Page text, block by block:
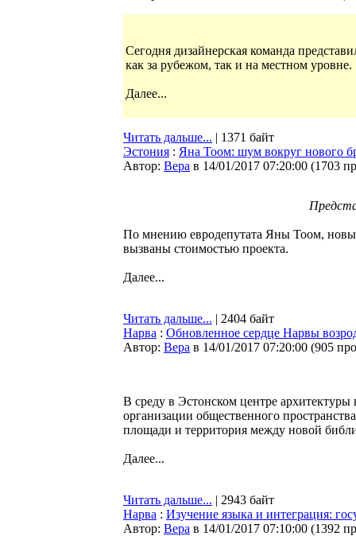
Сегодня дизайнерская команда
как за рубежом, так и на местном уровне.
Далее...
Читать дальше... | 1371 байт
Эстония : Яна Тоом: шум вокруг нового
Автор: Bepa в 14/01/2017 07:20:00 (1703
По мнению евродепутата Яны Тоом,
вызваны стоимостью проекта.
Далее...
Читать дальше... | 2404 байт
Нарва : Обновленное сердце Нарвы
Автор: Bepa в 14/01/2017 07:20:00 (905
В среду в Эстонском центре
организации общественного
площади и территория между новой
Далее...
Читать дальше... | 2943 байт
Нарва : Изучение языка и интеграция:
Автор: Bepa в 14/01/2017 07:10:00 (1392